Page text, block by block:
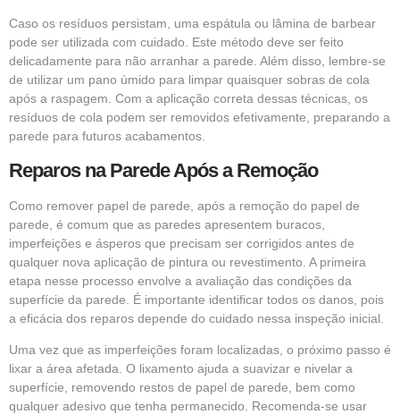
Caso os resíduos persistam, uma espátula ou lâmina de barbear
pode ser utilizada com cuidado. Este método deve ser feito
delicadamente para não arranhar a parede. Além disso, lembre-se
de utilizar um pano úmido para limpar quaisquer sobras de cola
após a raspagem. Com a aplicação correta dessas técnicas, os
resíduos de cola podem ser removidos efetivamente, preparando a
parede para futuros acabamentos.
Reparos na Parede Após a Remoção
Como remover papel de parede, após a remoção do papel de
parede, é comum que as paredes apresentem buracos,
imperfeições e ásperos que precisam ser corrigidos antes de
qualquer nova aplicação de pintura ou revestimento. A primeira
etapa nesse processo envolve a avaliação das condições da
superfície da parede. É importante identificar todos os danos, pois
a eficácia dos reparos depende do cuidado nessa inspeção inicial.
Uma vez que as imperfeições foram localizadas, o próximo passo é
lixar a área afetada. O lixamento ajuda a suavizar e nivelar a
superfície, removendo restos de papel de parede, bem como
qualquer adesivo que tenha permanecido. Recomenda-se usar